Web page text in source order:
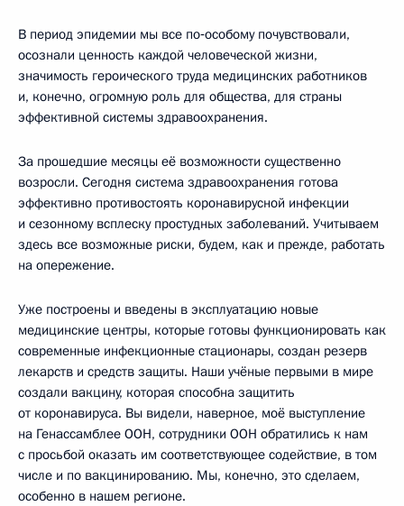
В период эпидемии мы все по‑особому почувствовали,
осознали ценность каждой человеческой жизни,
значимость героического труда медицинских работников
и, конечно, огромную роль для общества, для страны
эффективной системы здравоохранения.
За прошедшие месяцы её возможности существенно
возросли. Сегодня система здравоохранения готова
эффективно противостоять коронавирусной инфекции
и сезонному всплеску простудных заболеваний. Учитываем
здесь все возможные риски, будем, как и прежде, работать
на опережение.
Уже построены и введены в эксплуатацию новые
медицинские центры, которые готовы функционировать как
современные инфекционные стационары, создан резерв
лекарств и средств защиты. Наши учёные первыми в мире
создали вакцину, которая способна защитить
от коронавируса. Вы видели, наверное, моё выступление
на Генассамблее ООН, сотрудники ООН обратились к нам
с просьбой оказать им соответствующее содействие, в том
числе и по вакцинированию. Мы, конечно, это сделаем,
особенно в нашем регионе.